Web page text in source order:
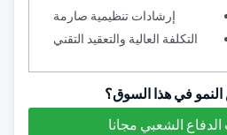
إرشادات تنظيمية صارمة
التكلفة العالية والتعقيد التقني
في هذا السوق؟
الشعبي مجانا